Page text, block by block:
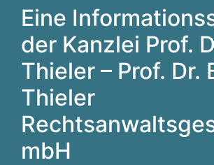
Eine
der Kanzlei Prof.
Thieler – Prof. Dr.
Thieler
mbH